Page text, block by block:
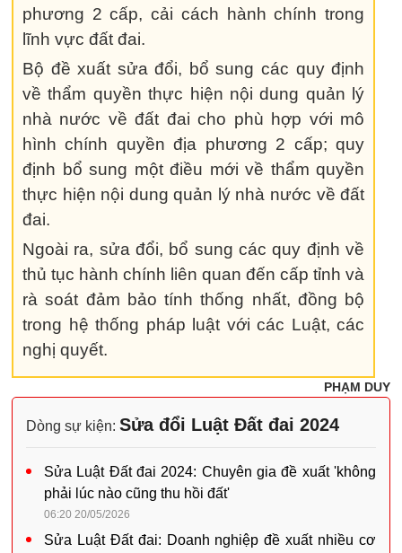
phương 2 cấp, cải cách hành chính trong
lĩnh vực đất đai.
Bộ đề xuất sửa đổi, bổ sung các quy định
về thẩm quyền thực hiện nội dung quản lý
nhà nước về đất đai cho phù hợp với mô
hình chính quyền địa phương 2 cấp; quy
định bổ sung một điều mới về thẩm quyền
thực hiện nội dung quản lý nhà nước về đất
đai.
Ngoài ra, sửa đổi, bổ sung các quy định về
thủ tục hành chính liên quan đến cấp tỉnh và
rà soát đảm bảo tính thống nhất, đồng bộ
trong hệ thống pháp luật với các Luật, các
nghị quyết.
PHẠM DUY
Dòng sự kiện: Sửa đổi Luật Đất đai 2024
Sửa Luật Đất đai 2024: Chuyên gia đề xuất 'không
phải lúc nào cũng thu hồi đất'
06:20 20/05/2026
Sửa Luật Đất đai: Doanh nghiệp đề xuất nhiều cơ